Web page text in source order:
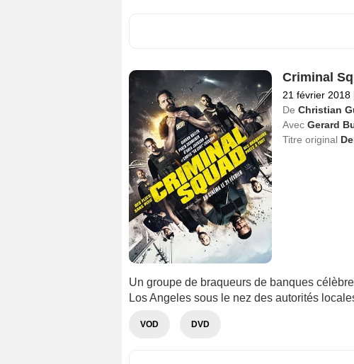
Criminal
21 février 2018
De Christian
Avec Gerard
Titre original
Un groupe de braqueurs de banques
Los Angeles sous le nez des autorités
VOD DVD